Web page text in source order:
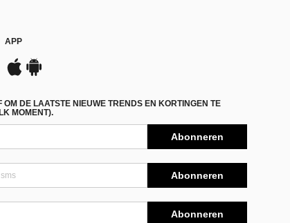
APP
DE LAATSTE NIEUWE TRENDS EN KORTINGEN TE
MOMENT).
Abonneren
Abonneren
Abonneren